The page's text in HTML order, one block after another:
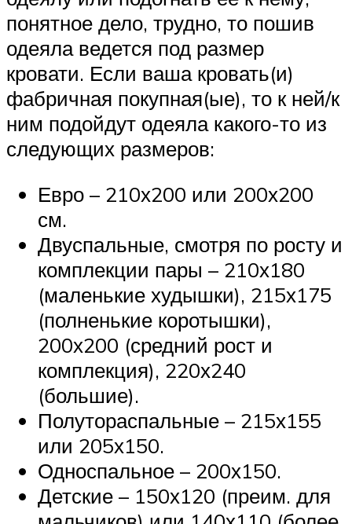
понятное дело, трудно, то пошив
одеяла ведется под размер
кровати. Если ваша кровать(и)
фабричная покупная(ые), то к ней/к
ним подойдут одеяла какого-то из
следующих размеров:
Евро – 210х200 или 200х200
см.
Двуспальные, смотря по росту и
комплекции пары – 210х180
(маленькие худышки), 215х175
(полненькие коротышки),
200х200 (средний рост и
комплекция), 220х240
(большие).
Полутораспальные – 215х155
или 205х150.
Односпальное – 200х150.
Детские – 150х120 (преим. для